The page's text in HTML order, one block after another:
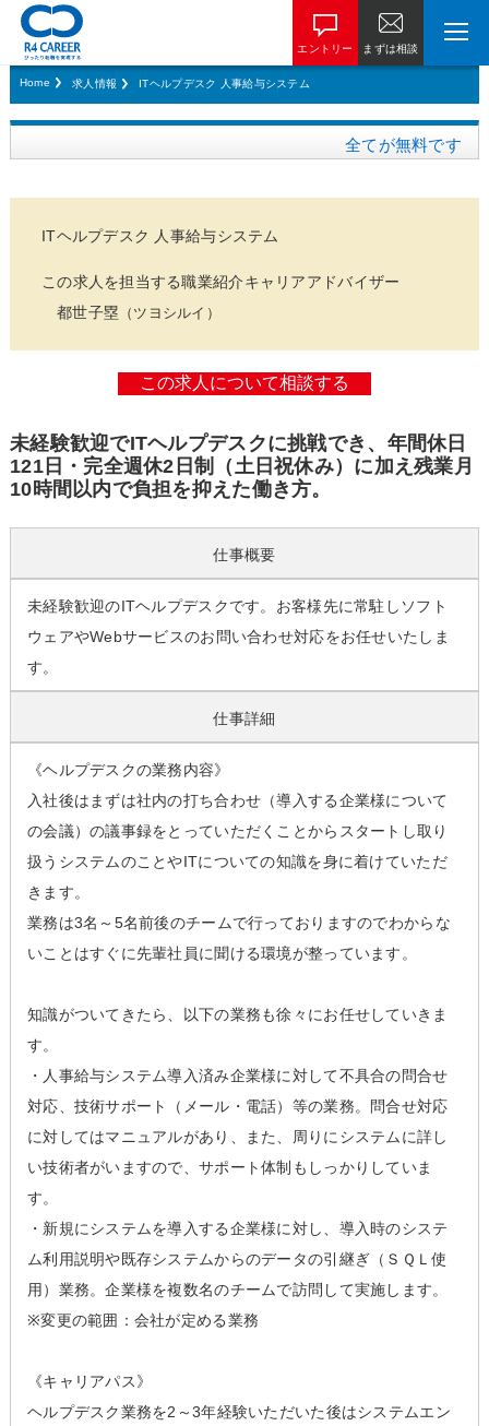
まずは相談
エントリー
Home 求人情報 ITヘルプデスク 人事給与システム
全てが無料です
ITヘルプデスク 人事給与システム
この求人を担当する職業紹介キャリアアドバイザー
都世子塁 （ツヨシルイ）
未経験歓迎でITヘルプデスクに挑戦でき、年間休日
121日・完全週休2日制（土日祝休み）に加え残業月
10時間以内で負担を抑えた働き方。
仕事概要
未経験歓迎のITヘルプデスクです。お客様先に常駐しソフト
ウェアやWebサービスのお問い合わせ対応をお任せいたしま
す。
仕事詳細
《ヘルプデスクの業務内容》
入社後はまずは社内の打ち合わせ（導入する企業様について
の会議）の議事録をとっていただくことからスタートし取り
扱うシステムのことやITについての知識を身に着けていただ
きます。
業務は3名～5名前後のチームで行っておりますのでわからな
いことはすぐに先輩社員に聞ける環境が整っています。
知識がついてきたら、以下の業務も徐々にお任せしていきま
す。
・人事給与システム導入済み企業様に対して不具合の問合せ
対応、技術サポート（メール・電話）等の業務。問合せ対応
に対してはマニュアルがあり、また、周りにシステムに詳し
い技術者がいますので、サポート体制もしっかりしていま
す。
・新規にシステムを導入する企業様に対し、導入時のシステ
ム利用説明や既存システムからのデータの引継ぎ（ＳＱＬ使
用）業務。企業様を複数名のチームで訪問して実施します。
※変更の範囲：会社が定める業務
《キャリアパス》
ヘルプデスク業務を2～3年経験いただいた後はシステムエン